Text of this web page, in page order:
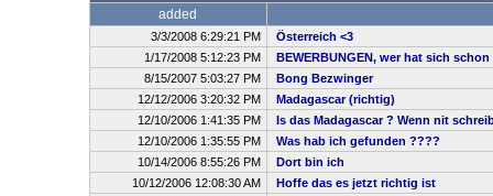
added
3/3/2008 6:29:21 PM
Österreich <3
1/17/2008 5:12:23 PM
BEWERBUNGEN, wer hat sich
8/15/2007 5:03:27 PM
Bong Bezwinger
12/12/2006 3:20:32 PM
Madagascar (richtig)
12/10/2006 1:41:35 PM
Is das Madagascar ? Wenn nit
12/10/2006 1:35:55 PM
Was hab ich gefunden ????
10/14/2006 8:55:26 PM
Dort bin ich
10/12/2006 12:08:30 AM
Hoffe das es jetzt richtig ist